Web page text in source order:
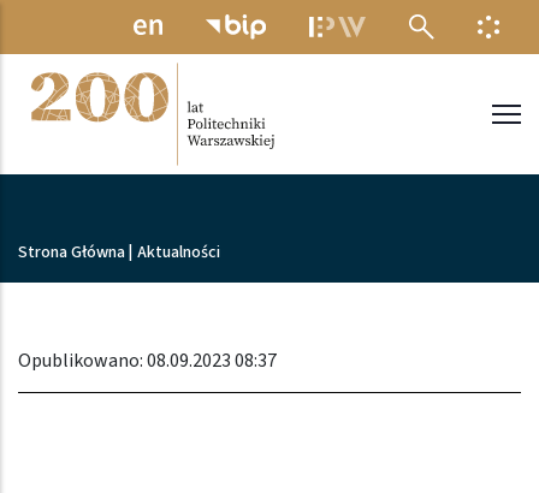
Przejdź do treści
MENU
Ścieżka nawigacyjna
Strona Główna Aktualności
Opublikowano: 08.09.2023 08:37